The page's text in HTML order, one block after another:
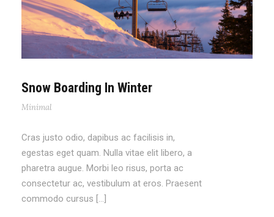
Snow Boarding In Winter
Minimal
Cras justo odio, dapibus ac facilisis in,
egestas eget quam. Nulla vitae elit libero, a
pharetra augue. Morbi leo risus, porta ac
consectetur ac, vestibulum at eros. Praesent
commodo cursus […]